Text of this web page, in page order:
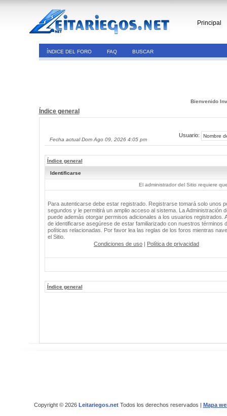
Principal
ÍNDICE DEL FORO FAQ BUSCAR
Bienvenido
Índice general
Fecha actual Dom Ago 09, 2026 4:05 pm
Usuario:
Índice general
Identificarse
El administrador del Sitio requiere
Para autenticarse debe estar registrado. Registrarse tomará solo unos
segundos y le permitirá un amplio acceso al sistema. La Administración
puede además otorgar permisos adicionales a los usuarios registrados.
de identificarse asegúrese de estar familiarizado con nuestros términos
políticas relacionadas. Por favor lea las reglas de los foros mientras
el Sitio.
Condiciones de uso | Política de privacidad
Índice general
Copyright © 2026 Leitariegos.netTodos los derechos reservados | Mapa